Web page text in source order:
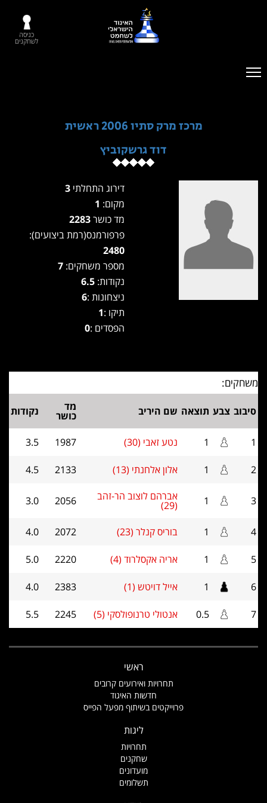
כניסה
לשחקנים
מרכז מרק סתיו 2006 ראשית
דוד גרשקוביץ
דירוג התחלתי
מקום:
מד כושר
פרפורמנס(רמת ביצועים):
2480
מספר משחקים:
נקודות: 6.5
ניצחונות :6
תיקו :1
הפסדים :0
משחקים:
סיבוב צבע תוצאה שם היריב מד
כושר נקודות
1
1 נטע זאבי (30) 1987
3.5
2
1 אלון אלחנתי (13) 2133
4.5
3
1 אברהם לוצוב הר-זהב
(29)
2056
3.0
4
1 בוריס קנלר (23) 2072
4.0
5
1 אריה אקסלרוד (4) 2220
5.0
6
1 אייל דויטש (1) 2383
4.0
7
0.5 אנטולי טרנופולסקי (5) 2245
5.5
ראשי
תחרויות ואירועים קרובים
חדשות האיגוד
פרוייקטים בשיתוף מפעל הפייס
ליגות
תחרויות
שחקנים
מועדונים
תשלומים